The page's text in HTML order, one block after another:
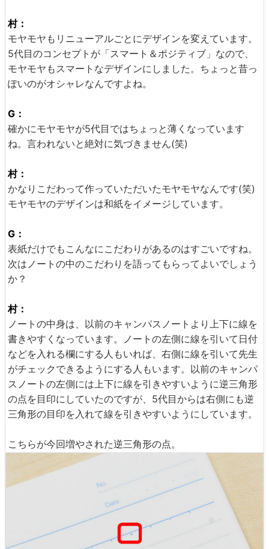
村：
モヤモヤもリニューアルごとにデザインを変えています。
5代目のコンセプトが「スマート＆ポジティブ」なので、
モヤモヤもスマートなデザインにしました。ちょっと昔っ
ぽいのがオシャレなんですよね。
G：
確かにモヤモヤが5代目ではちょっと薄くなっています
ね。言われないと絶対に気づきません(笑)
村：
かなりこだわって作っていただいたモヤモヤなんです(笑)
モヤモヤのデザインは和紙をイメージしています。
G：
表紙だけでもこんなにこだわりがあるのはすごいですね。
次はノートの中のこだわりを語ってもらってよいでしょう
か？
村：
ノートの中身は、以前のキャンパスノートより上下に線を
書きやすくなっています。ノートの左側に線を引いて日付
などを入れる欄にする人もいれば、右側に線を引いて先生
がチェックできるようにする人もいます。以前のキャンパ
スノートの左側には上下に線を引きやすいように逆三角形
の点を目印にしていたのですが、5代目からは右側にも逆
三角形の目印を入れて線を引きやすいようにしています。
こちらが今回増やされた逆三角形の点。